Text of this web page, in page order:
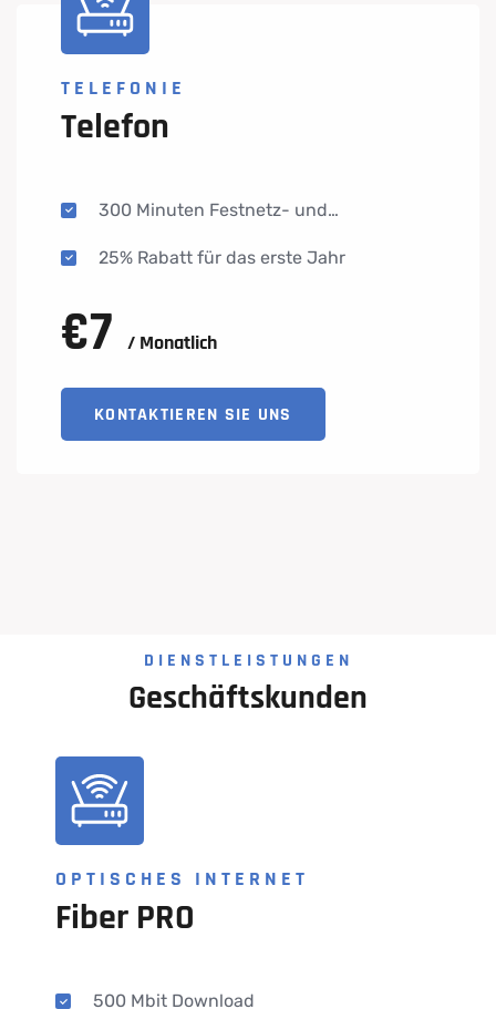
TELEFONIE
Telefon
300 Minuten Festnetz- und
25% Rabatt für das erste Jahr
€7 / Monatlich
KONTAKTIEREN SIE UNS
DIENSTLEISTUNGEN
Geschäftskunden
OPTISCHES INTERNET
Fiber PRO
500 Mbit Download